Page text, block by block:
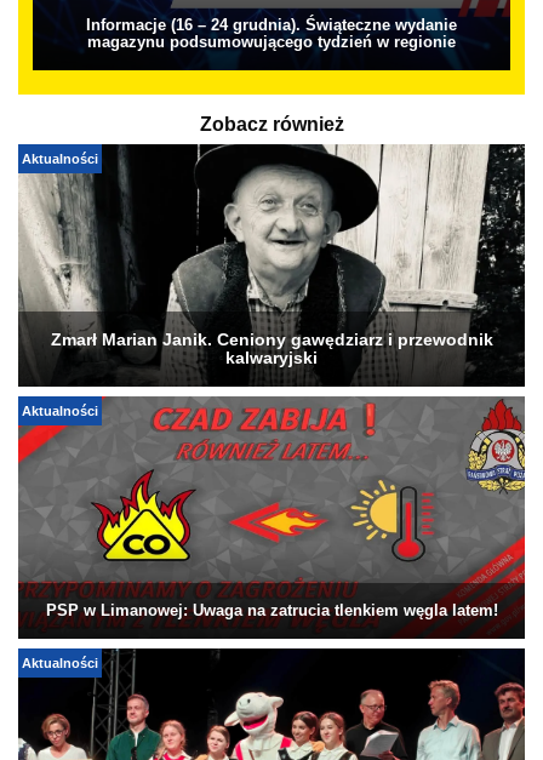
Informacje (16 – 24 grudnia). Świąteczne wydanie
magazynu podsumowującego tydzień w regionie
Zobacz również
Aktualności
Zmarł Marian Janik. Ceniony gawędziarz i przewodnik
kalwaryjski
Aktualności
PSP w Limanowej: Uwaga na zatrucia tlenkiem węgla latem!
Aktualności